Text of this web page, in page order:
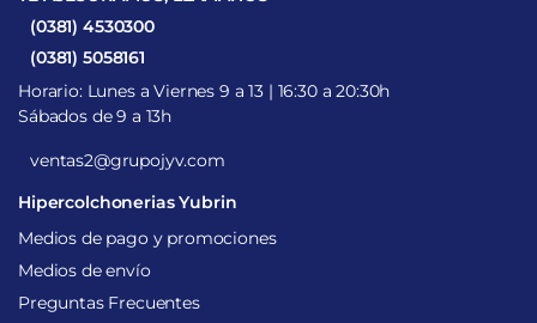
(0381) 4530300
(0381) 5058161
Horario: Lunes a Viernes 9 a 13 | 16:30 a 20:30h
Sábados de 9 a 13h
ventas2@grupojyv.com
Hipercolchonerias Yubrin
Medios de pago y promociones
Medios de envío
Preguntas Frecuentes